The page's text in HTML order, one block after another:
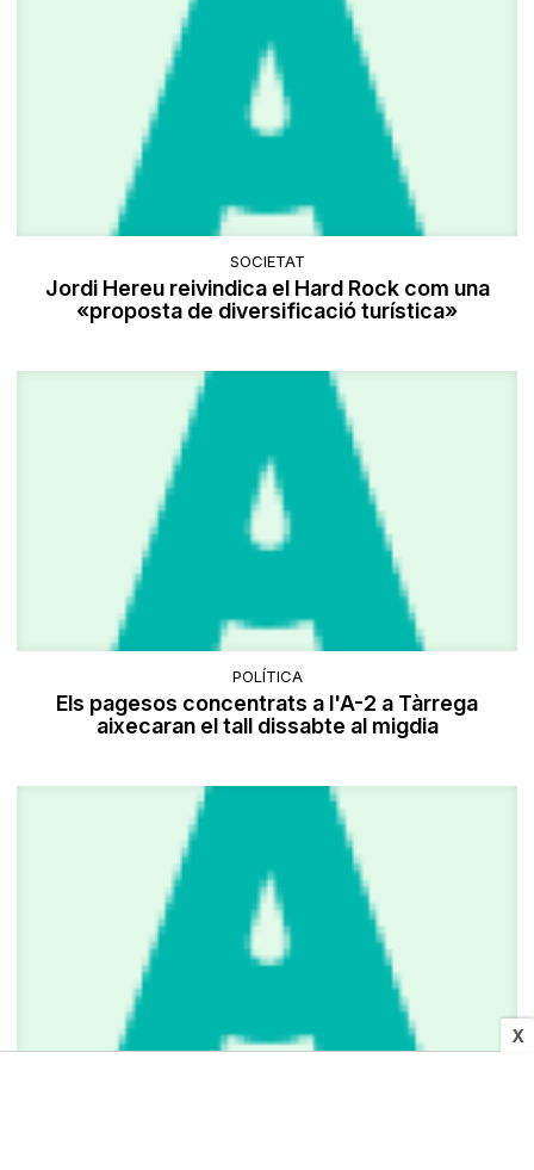
X
SOCIETAT
Jordi Hereu reivindica el Hard Rock com una
«proposta de diversificació turística»
POLÍTICA
Els pagesos concentrats a l'A-2 a Tàrrega
aixecaran el tall dissabte al migdia